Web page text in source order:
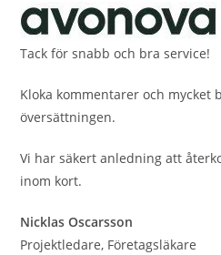
Tack för snabb och bra service!
Kloka kommentarer och mycket
översättningen.
Vi har säkert anledning att
inom kort.
Nicklas Oscarsson
Projektledare, Företagsläkare